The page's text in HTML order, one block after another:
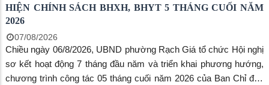
HIỆN CHÍNH SÁCH BHXH, BHYT 5 THÁNG CUỐI NĂM
2026
07/08/2026
Chiều ngày 06/8/2026, UBND phường Rạch Giá tổ chức Hội nghị
sơ kết hoạt động 7 tháng đầu năm và triển khai phương hướng,
chương trình công tác 05 tháng cuối năm 2026 của Ban Chỉ đạo